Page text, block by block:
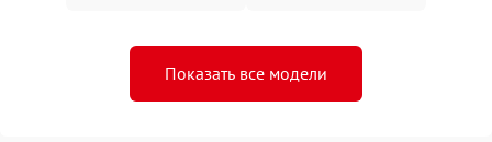
Показать все модели